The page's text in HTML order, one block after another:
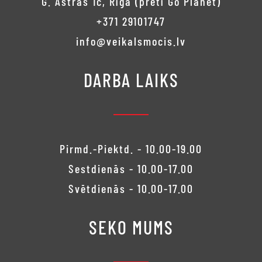
+371 29101747
info@veikalsmocis.lv
DARBA LAIKS
Pirmd.-Piektd. - 10.00-19.00
Sestdienās - 10.00-17.00
Svētdienās - 10.00-17.00
SEKO MUMS